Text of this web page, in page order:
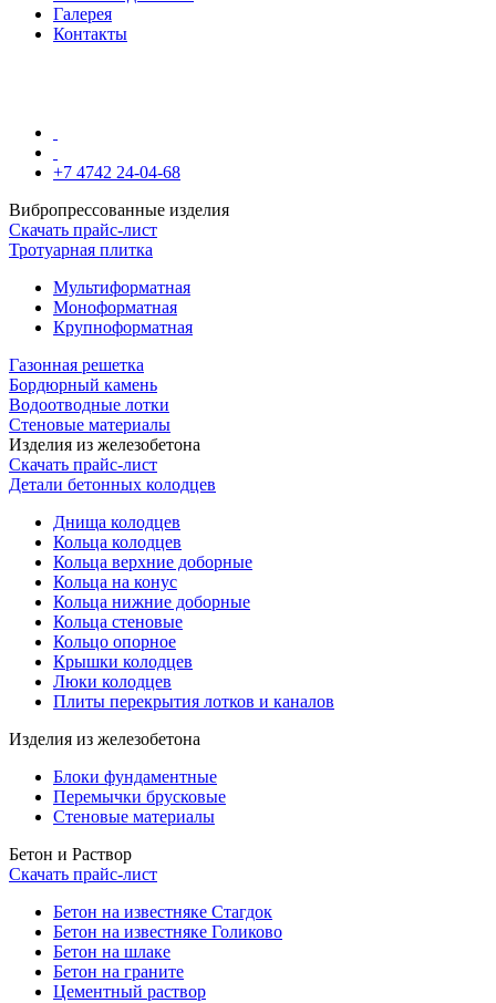
Галерея
Контакты
+7 4742 24-04-68
Вибропрессованные изделия
Скачать прайс-лист
Тротуарная плитка
Мультиформатная
Моноформатная
Крупноформатная
Газонная решетка
Бордюрный камень
Водоотводные лотки
Стеновые материалы
Изделия из железобетона
Скачать прайс-лист
Детали бетонных колодцев
Днища колодцев
Кольца колодцев
Кольца верхние доборные
Кольца на конус
Кольца нижние доборные
Кольца стеновые
Кольцо опорное
Крышки колодцев
Люки колодцев
Плиты перекрытия лотков и каналов
Изделия из железобетона
Блоки фундаментные
Перемычки брусковые
Стеновые материалы
Бетон и Раствор
Скачать прайс-лист
Бетон на известняке Стагдок
Бетон на известняке Голиково
Бетон на шлаке
Бетон на граните
Цементный раствор